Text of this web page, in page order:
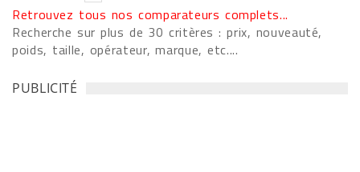
Retrouvez tous nos comparateurs complets...
Recherche sur plus de 30 critères : prix, nouveauté,
poids, taille, opérateur, marque, etc....
PUBLICITÉ